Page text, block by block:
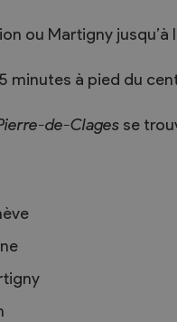
ou Martigny
minutes à pied du
de-Clages se